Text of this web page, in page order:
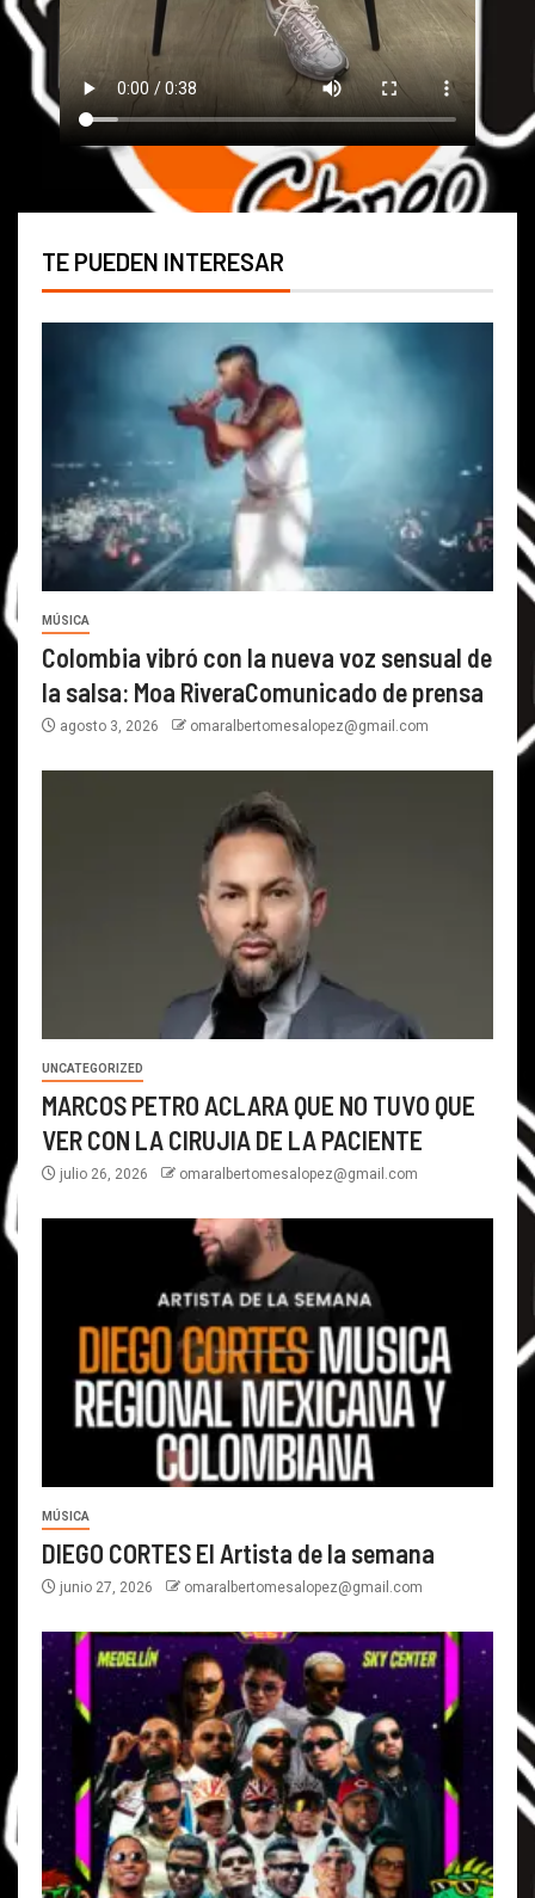
TE PUEDEN INTERESAR
MÚSICA
Colombia vibró con la nueva voz sensual de
la salsa: Moa RiveraComunicado de prensa
agosto 3, 2026 omaralbertomesalopez@gmail.com
UNCATEGORIZED
MARCOS PETRO ACLARA QUE NO TUVO QUE
VER CON LA CIRUJIA DE LA PACIENTE
julio 26, 2026 omaralbertomesalopez@gmail.com
MÚSICA
DIEGO CORTES El Artista de la semana
junio 27, 2026 omaralbertomesalopez@gmail.com